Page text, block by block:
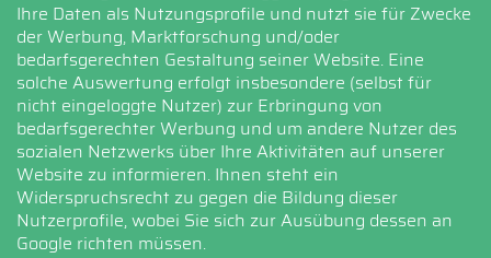
Ihre Daten als Nutzungsprofile und nutzt sie für Zwecke
der Werbung, Marktforschung und/oder
bedarfsgerechten Gestaltung seiner Website. Eine
solche Auswertung erfolgt insbesondere (selbst für
nicht eingeloggte Nutzer) zur Erbringung von
bedarfsgerechter Werbung und um andere Nutzer des
sozialen Netzwerks über Ihre Aktivitäten auf unserer
Website zu informieren. Ihnen steht ein
Widerspruchsrecht zu gegen die Bildung dieser
Nutzerprofile, wobei Sie sich zur Ausübung dessen an
Google richten müssen.